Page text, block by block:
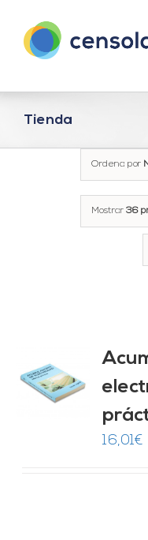
contenido
Tienda
Ordena por
Mostrar 36
16,01€